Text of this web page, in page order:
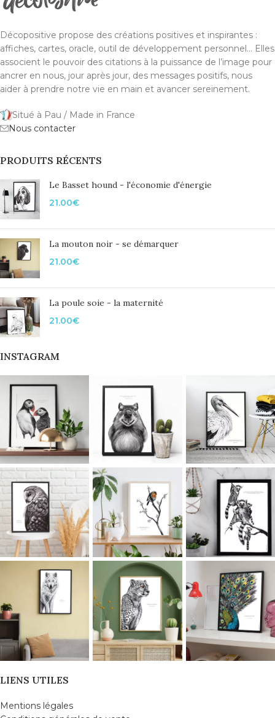
Décopositive propose des créations positives et inspirantes :
affiches, cartes, oracle, outil de développement personnel... Elles
associent le pouvoir des citations à la puissance de l’image pour
ancrer en nous, jour après jour, des messages positifs, nous
aider à prendre notre vie en main et avancer sereinement.
Situé à Pau / Made in France
Nous contacter
PRODUITS RÉCENTS
Le Basset hound - l'économie d'énergie
21.00€
La mouton noir - se démarquer
21.00€
La poule soie - la maternité
21.00€
INSTAGRAM
LIENS UTILES
Mentions légales